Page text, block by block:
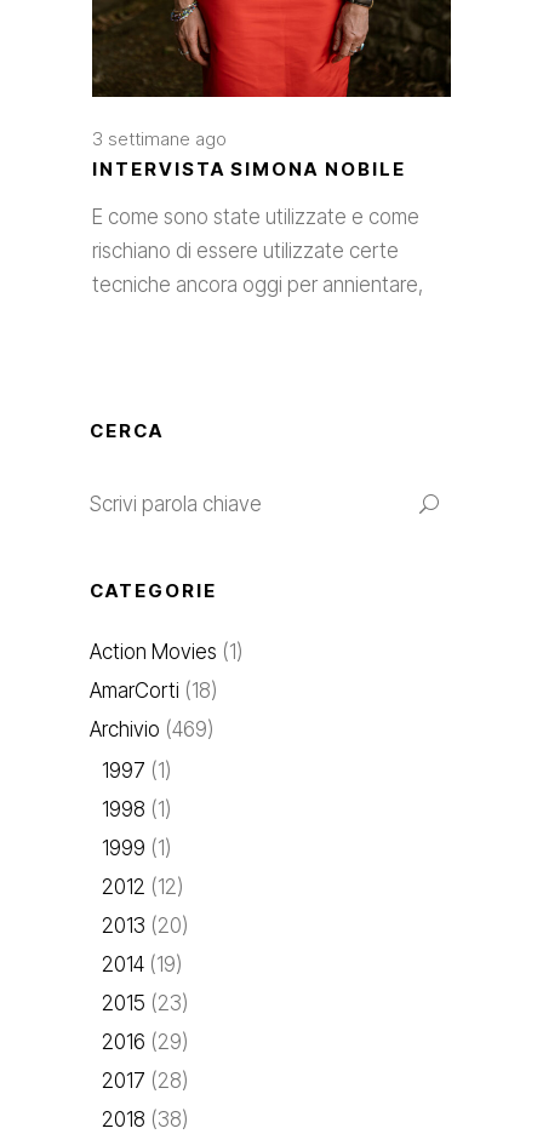
3 settimane ago
INTERVISTA SIMONA NOBILE
E come sono state utilizzate e come
rischiano di essere utilizzate certe
tecniche ancora oggi per annientare,
CERCA
CATEGORIE
Action Movies (1)
AmarCorti (18)
Archivio (469)
1997 (1)
1998 (1)
1999 (1)
2012 (12)
2013 (20)
2014 (19)
2015 (23)
2016 (29)
2017 (28)
2018 (38)